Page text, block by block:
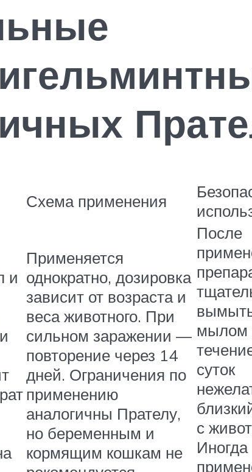
Схема применения
и
Применяется
однократно, дозировка
зависит от возраста и
веса животного. При
сильном заражении —
повторение через 14
дней. Ограничения по
применению
аналогичны Прателу,
но беременным и
кормящим кошкам не
После
мылом
суток
с
Иногда